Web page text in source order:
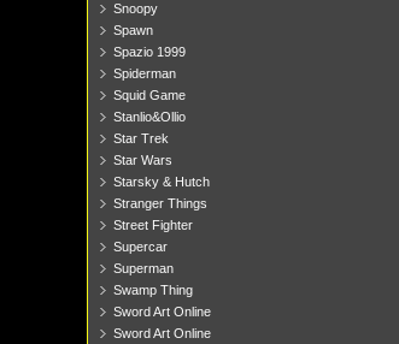
Snoopy
Spawn
Spazio 1999
Spiderman
Squid Game
Stanlio&Ollio
Star Trek
Star Wars
Starsky & Hutch
Stranger Things
Street Fighter
Supercar
Superman
Swamp Thing
Sword Art Online
Sword Art Online